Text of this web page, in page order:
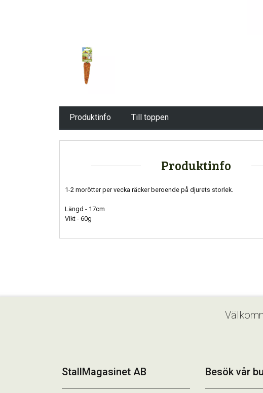
Produktinfo Till toppen
Produktinfo
1-2 morötter per vecka räcker beroende på djurets storlek.
Längd - 17cm
Vikt - 60g
StallMagasinet AB Besök vår